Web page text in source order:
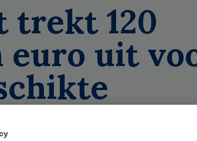
trekt 120
euro uit